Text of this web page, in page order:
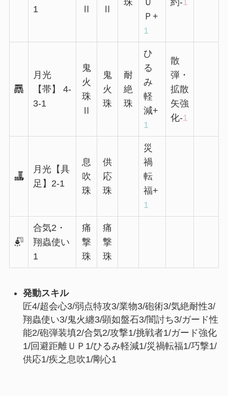
1
Ⅱ
Ⅱ
珠
Ｕ
Ｐ+
1
約-1
月光
【帯】 4-
3-1
鬼
火
珠
Ⅱ
鬼
火
珠
耐
絶
珠
ひ
る
み
軽
減+
1
散
弾・
拡散
矢強
化-1
月光【具
足】2-1
息
吹
珠
供
応
珠
災
禍
転
福+
1
合気2・
翔蟲使い
1
痛
撃
珠
痛
撃
珠
発動スキル
匠4/超会心3/弱点特攻3/業物3/砲術3/気絶耐性3/
翔蟲使い3/鬼火纏3/顕如盤石3/闇討ち3/ガード性
能2/砲弾装填2/合気2/攻撃1/挑戦者1/ガード強化
1/回避距離ＵＰ1/ひるみ軽減1/災禍転福1/巧撃1/
供応1/疾之息吹1/剛心1